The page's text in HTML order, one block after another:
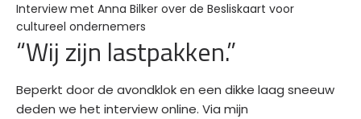
Interview met Anna Bilker over de Besliskaart voor
cultureel ondernemers
“Wij zijn lastpakken.”
Beperkt door de avondklok en een dikke laag sneeuw
deden we het interview online. Via mijn